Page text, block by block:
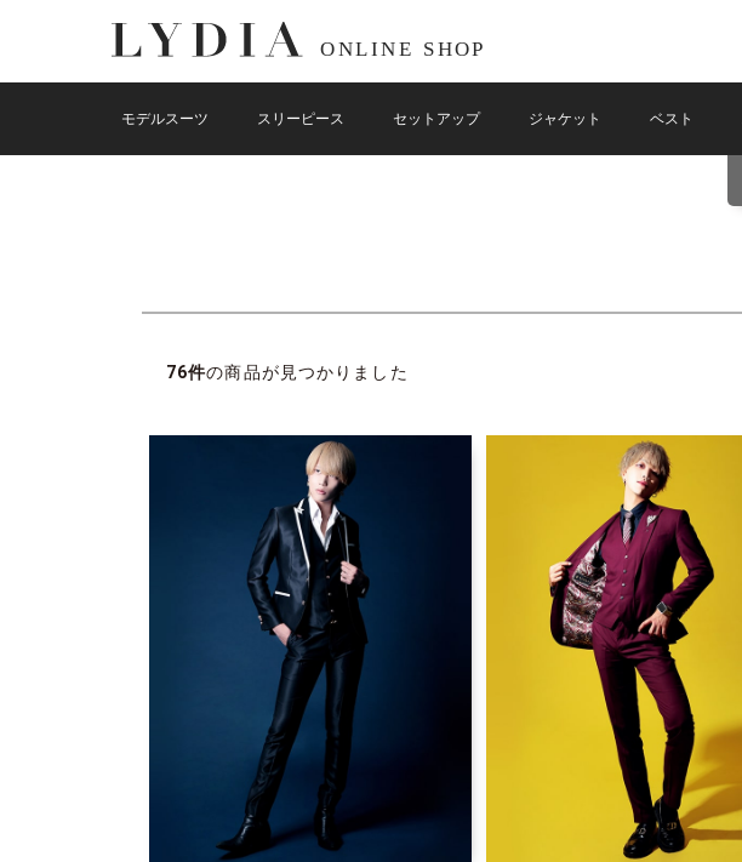
モデルスーツ スリーピース セットアップ ジャケット ベスト
ブルー グリーン パープル ブラウン
カーキ 赤
春夏向け
ビジネスカジュアル パーティ・二次会
76件の商品が見つかりました